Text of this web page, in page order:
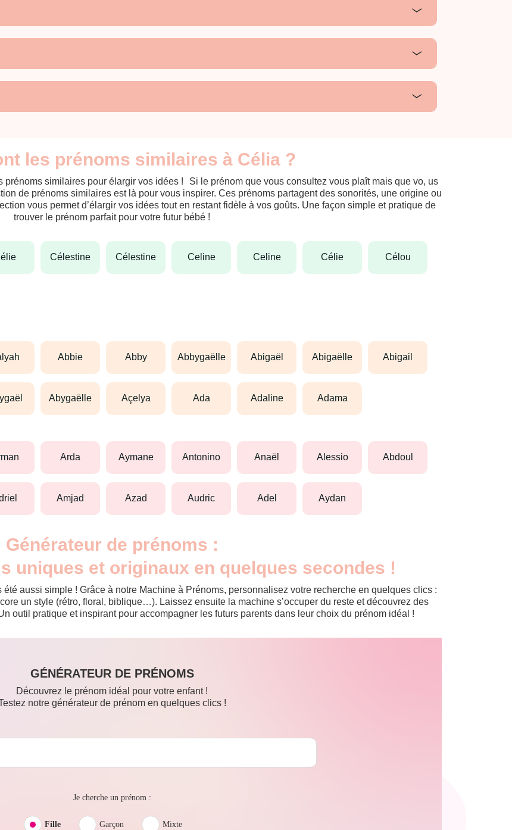
les prénoms similaires à Célia ?
prénoms similaires pour élargir vos idées ! Si le prénom que vous consultez vous plaît mais que vo, us
de prénoms similaires est là pour vous inspirer. Ces prénoms partagent des sonorités, une origine ou
vous permet d’élargir vos idées tout en restant fidèle à vos goûts. Une façon simple et pratique de
trouver le prénom parfait pour votre futur bébé !
célie célestine célestine celine celine célie célou
abbie abby abbygaëlle abigaël abigaëlle abigail
abygaëlle açelya ada adaline adama
arda aymane antonino anaël alessio abdoul
amjad azad audric adel aydan
Générateur de prénoms :
uniques et originaux en quelques secondes !
aussi simple ! Grâce à notre Machine à Prénoms, personnalisez votre recherche en quelques clics :
un style (rétro, floral, biblique…). Laissez ensuite la machine s’occuper du reste et découvrez des
outil pratique et inspirant pour accompagner les futurs parents dans leur choix du prénom idéal !
GÉNÉRATEUR DE PRÉNOMS
Découvrez le prénom idéal pour votre enfant !
notre générateur de prénom en quelques clics !
Je cherche un prénom :
Fille Garçon Mixte